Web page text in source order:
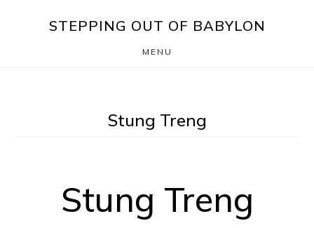
STEPPING OUT OF BABYLON
MENU
Stung Treng
Stung Treng